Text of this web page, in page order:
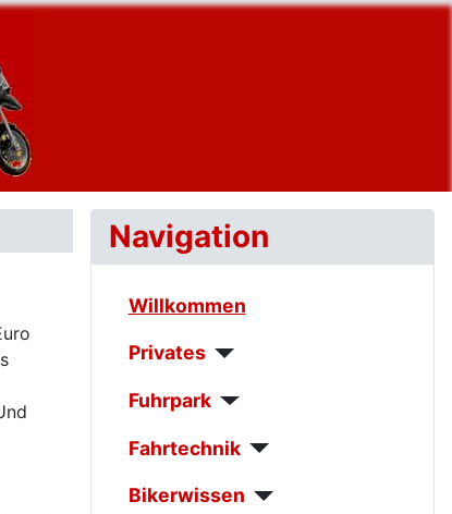
Navigation
Willkommen
Privates
Fuhrpark
Fahrtechnik
Bikerwissen